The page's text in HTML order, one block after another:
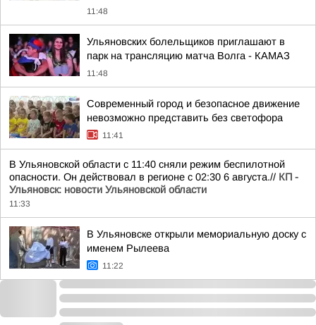
11:48
Ульяновских болельщиков приглашают в
парк на трансляцию матча Волга - КАМАЗ
11:48
Современный город и безопасное движение
невозможно представить без светофора
11:41
В Ульяновской области с 11:40 сняли режим беспилотной
опасности. Он действовал в регионе с 02:30 6 августа.// КП -
Ульяновск: новости Ульяновской области
11:33
В Ульяновске открыли мемориальную доску с
именем Рылеева
11:22